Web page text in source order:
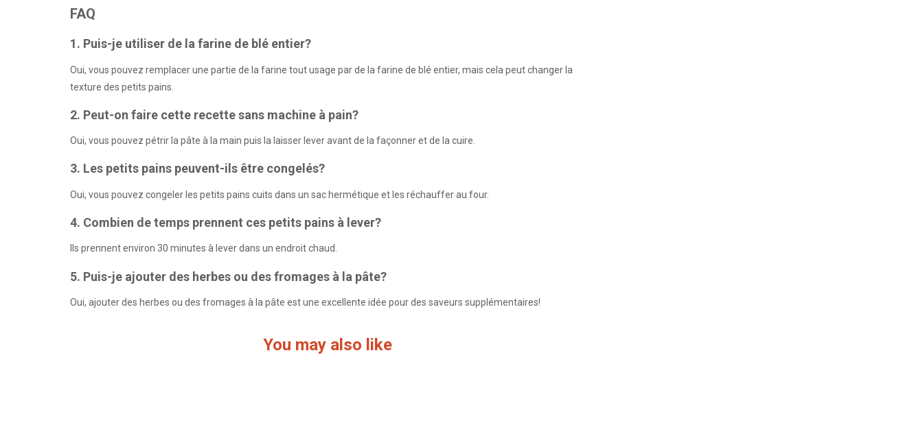
FAQ
1. Puis-je utiliser de la farine de blé entier?
Oui, vous pouvez remplacer une partie de la farine tout usage par de la farine de blé entier, mais cela peut changer la
texture des petits pains.
2. Peut-on faire cette recette sans machine à pain?
Oui, vous pouvez pétrir la pâte à la main puis la laisser lever avant de la façonner et de la cuire.
3. Les petits pains peuvent-ils être congelés?
Oui, vous pouvez congeler les petits pains cuits dans un sac hermétique et les réchauffer au four.
4. Combien de temps prennent ces petits pains à lever?
Ils prennent environ 30 minutes à lever dans un endroit chaud.
5. Puis-je ajouter des herbes ou des fromages à la pâte?
Oui, ajouter des herbes ou des fromages à la pâte est une excellente idée pour des saveurs supplémentaires!
You may also like